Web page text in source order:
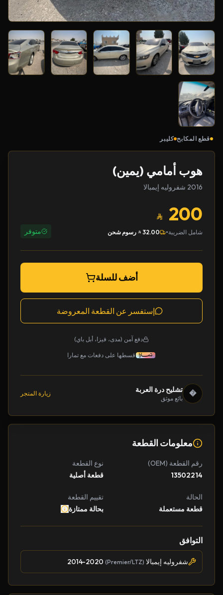
قطع المكابح كليبر
هوب أمامي (يمين)
2016 شفروليه إيمبالا
200
شامل الضريبة•
32.00 رسوم شحن متوفر
أضف للسلة
إستفسر عن القطعة المعروضة
دفع آمن (مدى، فيزا، أبل باي)
قسطها على دفعات مع تمارا
� تشليح درة العربة
بائع موثق
زيارة المتجر
معلومات القطعة
رقم القطعة (OEM)
13502214
نوع القطعة
قطعة أصلية
الحالة
قطعة مستعملة
تقييم القطعة
بحالة ممتازة
التوافق
شفروليه إيمبالا (Premier/LTZ)